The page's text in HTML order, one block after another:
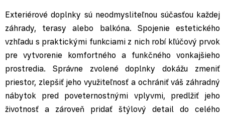
Exteriérové doplnky sú neodmysliteľnou súčasťou každej
záhrady, terasy alebo balkóna. Spojenie estetického
vzhľadu s praktickými funkciami z nich robí kľúčový prvok
pre vytvorenie komfortného a funkčného vonkajšieho
prostredia. Správne zvolené doplnky dokážu zmeniť
priestor, zlepšiť jeho využiteľnosť a ochrániť váš záhradný
nábytok pred poveternostnými vplyvmi, predlžiť jeho
životnosť a zároveň pridať štýlový detail do celého